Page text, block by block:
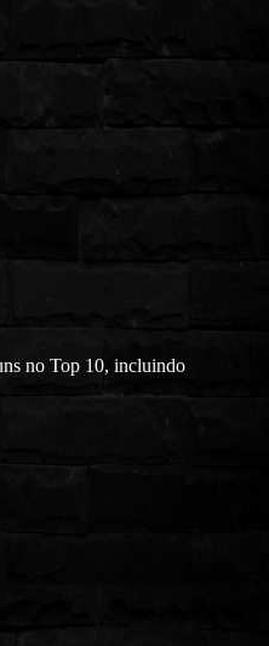
no Top 10, incluindo